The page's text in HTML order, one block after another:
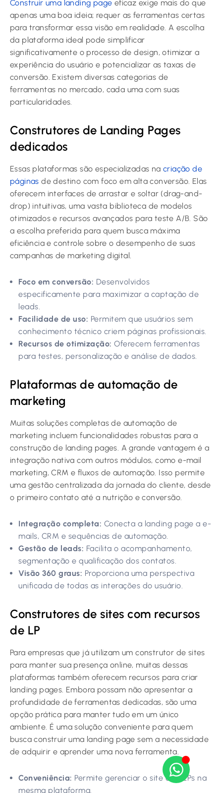
Construir uma landing page eficaz exige mais do que
apenas uma boa ideia; requer as ferramentas certas
para transformar essa visão em realidade. A escolha
da plataforma ideal pode simplificar
significativamente o processo de design, otimizar a
experiência do usuário e potencializar as taxas de
conversão. Existem diversas categorias de
ferramentas no mercado, cada uma com suas
particularidades.
Construtores de Landing Pages
dedicados
Essas plataformas são especializadas na criação de
páginas de destino com foco em alta conversão. Elas
oferecem interfaces de arrastar e soltar (drag-and-
drop) intuitivas, uma vasta biblioteca de modelos
otimizados e recursos avançados para teste A/B. São
a escolha preferida para quem busca máxima
eficiência e controle sobre o desempenho de suas
campanhas de marketing digital.
Foco em conversão: Desenvolvidos
especificamente para maximizar a captação de
leads.
Facilidade de uso: Permitem que usuários sem
conhecimento técnico criem páginas profissionais.
Recursos de otimização: Oferecem ferramentas
para testes, personalização e análise de dados.
Plataformas de automação de
marketing
Muitas soluções completas de automação de
marketing incluem funcionalidades robustas para a
construção de landing pages. A grande vantagem é a
integração nativa com outros módulos, como e-mail
marketing, CRM e fluxos de automação. Isso permite
uma gestão centralizada da jornada do cliente, desde
o primeiro contato até a nutrição e conversão.
Integração completa: Conecta a landing page a e-
mails, CRM e sequências de automação.
Gestão de leads: Facilita o acompanhamento,
segmentação e qualificação dos contatos.
Visão 360 graus: Proporciona uma perspectiva
unificada de todas as interações do usuário.
Construtores de sites com recursos
de LP
Para empresas que já utilizam um construtor de sites
para manter sua presença online, muitas dessas
plataformas também oferecem recursos para criar
landing pages. Embora possam não apresentar a
profundidade de ferramentas dedicadas, são uma
opção prática para manter tudo em um único
ambiente. É uma solução conveniente para quem
busca construir uma landing page sem a necessidade
de adquirir e aprender uma nova ferramenta.
Conveniência: Permite gerenciar o site e as LPs na
mesma plataforma.